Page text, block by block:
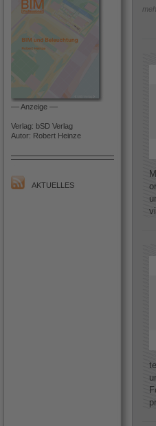
–– Anzeige ––
Verlag: bSD Verlag
Autor: Robert Heinze
AKTUELLES